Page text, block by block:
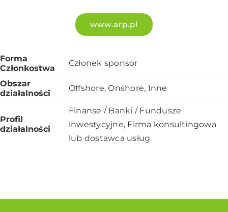
www.arp.pl
Forma
Członkostwa
Członek sponsor
Obszar
działalności
Offshore, Onshore, Inne
Profil
działalności
Finanse / Banki / Fundusze
inwestycyjne, Firma konsultingowa
lub dostawca usług